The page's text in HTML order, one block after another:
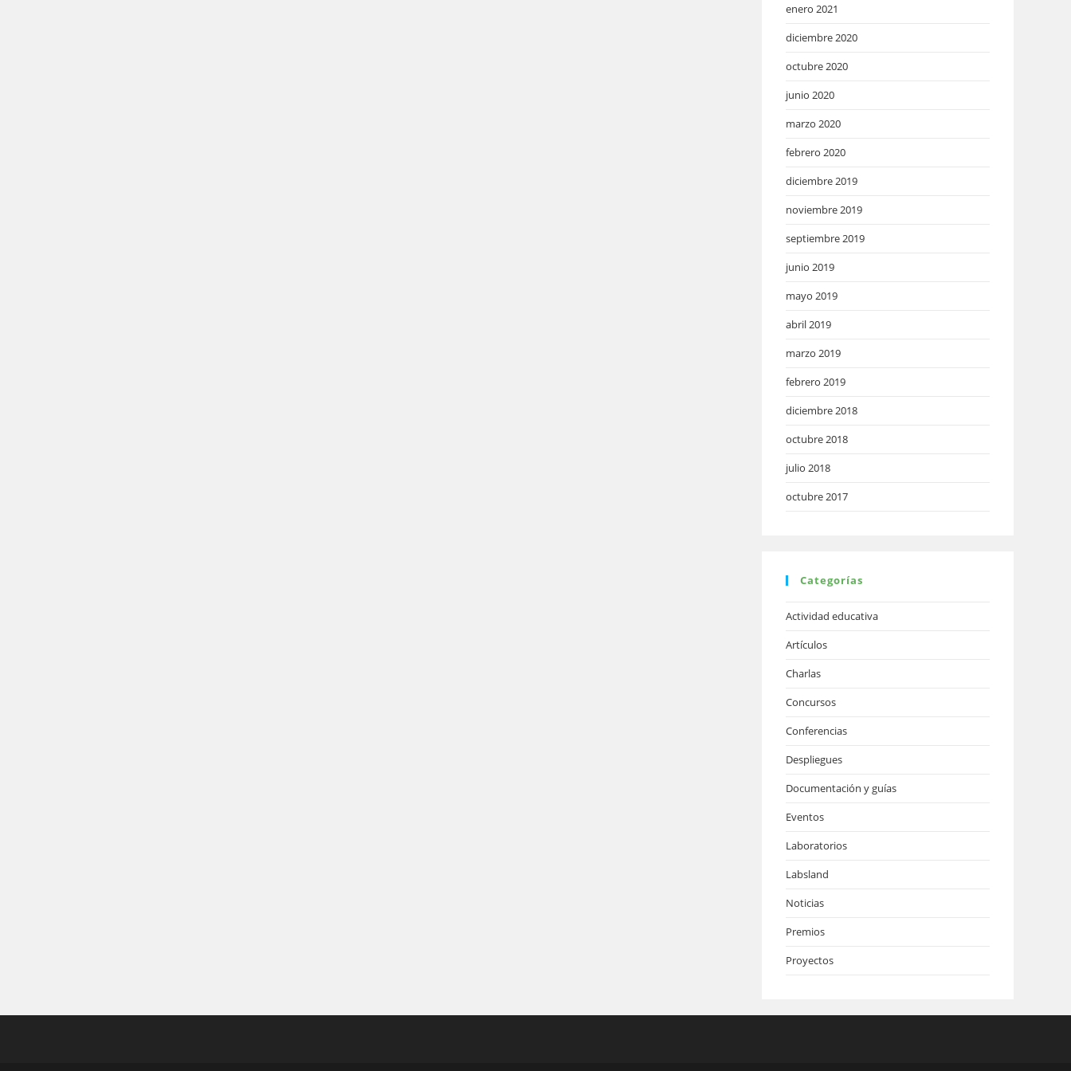
enero 2021
diciembre 2020
octubre 2020
junio 2020
marzo 2020
febrero 2020
diciembre 2019
noviembre 2019
septiembre 2019
junio 2019
mayo 2019
abril 2019
marzo 2019
febrero 2019
diciembre 2018
octubre 2018
julio 2018
octubre 2017
Categorías
Actividad educativa
Artículos
Charlas
Concursos
Conferencias
Despliegues
Documentación y guías
Eventos
Laboratorios
Labsland
Noticias
Premios
Proyectos